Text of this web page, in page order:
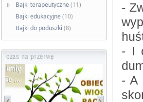
Bajki terapeutyczne (11)
Bajki edukacyjne (10)
Bajki do poduszki (8)
-
- I
- A